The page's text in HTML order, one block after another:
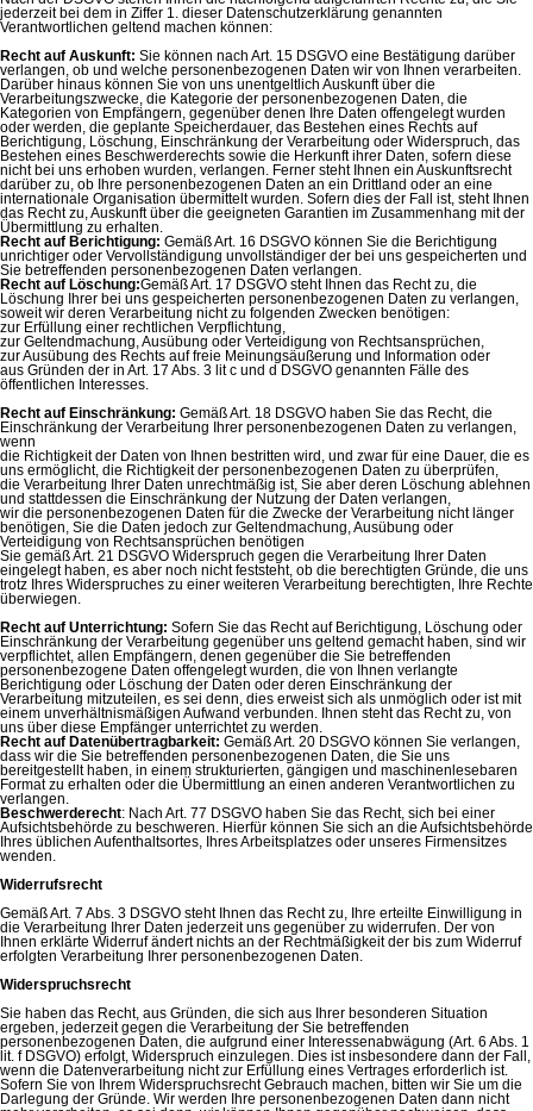
jederzeit bei dem in Ziffer 1. dieser Datenschutzerklärung genannten
Verantwortlichen geltend machen können:
Recht auf Auskunft: Sie können nach Art. 15 DSGVO eine Bestätigung darüber
verlangen, ob und welche personenbezogenen Daten wir von Ihnen verarbeiten.
Darüber hinaus können Sie von uns unentgeltlich Auskunft über die
Verarbeitungszwecke, die Kategorie der personenbezogenen Daten, die
Kategorien von Empfängern, gegenüber denen Ihre Daten offengelegt wurden
oder werden, die geplante Speicherdauer, das Bestehen eines Rechts auf
Berichtigung, Löschung, Einschränkung der Verarbeitung oder Widerspruch, das
Bestehen eines Beschwerderechts sowie die Herkunft ihrer Daten, sofern diese
nicht bei uns erhoben wurden, verlangen. Ferner steht Ihnen ein Auskunftsrecht
darüber zu, ob Ihre personenbezogenen Daten an ein Drittland oder an eine
internationale Organisation übermittelt wurden. Sofern dies der Fall ist, steht Ihnen
das Recht zu, Auskunft über die geeigneten Garantien im Zusammenhang mit der
Übermittlung zu erhalten.
Recht auf Berichtigung: Gemäß Art. 16 DSGVO können Sie die Berichtigung
unrichtiger oder Vervollständigung unvollständiger der bei uns gespeicherten und
Sie betreffenden personenbezogenen Daten verlangen.
Recht auf Löschung:Gemäß Art. 17 DSGVO steht Ihnen das Recht zu, die
Löschung Ihrer bei uns gespeicherten personenbezogenen Daten zu verlangen,
soweit wir deren Verarbeitung nicht zu folgenden Zwecken benötigen:
zur Erfüllung einer rechtlichen Verpflichtung,
zur Geltendmachung, Ausübung oder Verteidigung von Rechtsansprüchen,
zur Ausübung des Rechts auf freie Meinungsäußerung und Information oder
aus Gründen der in Art. 17 Abs. 3 lit c und d DSGVO genannten Fälle des
öffentlichen Interesses.
Recht auf Einschränkung: Gemäß Art. 18 DSGVO haben Sie das Recht, die
Einschränkung der Verarbeitung Ihrer personenbezogenen Daten zu verlangen,
wenn
die Richtigkeit der Daten von Ihnen bestritten wird, und zwar für eine Dauer, die es
uns ermöglicht, die Richtigkeit der personenbezogenen Daten zu überprüfen,
die Verarbeitung Ihrer Daten unrechtmäßig ist, Sie aber deren Löschung ablehnen
und stattdessen die Einschränkung der Nutzung der Daten verlangen,
wir die personenbezogenen Daten für die Zwecke der Verarbeitung nicht länger
benötigen, Sie die Daten jedoch zur Geltendmachung, Ausübung oder
Verteidigung von Rechtsansprüchen benötigen
Sie gemäß Art. 21 DSGVO Widerspruch gegen die Verarbeitung Ihrer Daten
eingelegt haben, es aber noch nicht feststeht, ob die berechtigten Gründe, die uns
trotz Ihres Widerspruches zu einer weiteren Verarbeitung berechtigten, Ihre Rechte
überwiegen.
Recht auf Unterrichtung: Sofern Sie das Recht auf Berichtigung, Löschung oder
Einschränkung der Verarbeitung gegenüber uns geltend gemacht haben, sind wir
verpflichtet, allen Empfängern, denen gegenüber die Sie betreffenden
personenbezogene Daten offengelegt wurden, die von Ihnen verlangte
Berichtigung oder Löschung der Daten oder deren Einschränkung der
Verarbeitung mitzuteilen, es sei denn, dies erweist sich als unmöglich oder ist mit
einem unverhältnismäßigen Aufwand verbunden. Ihnen steht das Recht zu, von
uns über diese Empfänger unterrichtet zu werden.
Recht auf Datenübertragbarkeit: Gemäß Art. 20 DSGVO können Sie verlangen,
dass wir die Sie betreffenden personenbezogenen Daten, die Sie uns
bereitgestellt haben, in einem strukturierten, gängigen und maschinenlesebaren
Format zu erhalten oder die Übermittlung an einen anderen Verantwortlichen zu
verlangen.
Beschwerderecht: Nach Art. 77 DSGVO haben Sie das Recht, sich bei einer
Aufsichtsbehörde zu beschweren. Hierfür können Sie sich an die Aufsichtsbehörde
Ihres üblichen Aufenthaltsortes, Ihres Arbeitsplatzes oder unseres Firmensitzes
wenden.
Widerrufsrecht
Gemäß Art. 7 Abs. 3 DSGVO steht Ihnen das Recht zu, Ihre erteilte Einwilligung in
die Verarbeitung Ihrer Daten jederzeit uns gegenüber zu widerrufen. Der von
Ihnen erklärte Widerruf ändert nichts an der Rechtmäßigkeit der bis zum Widerruf
erfolgten Verarbeitung Ihrer personenbezogenen Daten.
Widerspruchsrecht
Sie haben das Recht, aus Gründen, die sich aus Ihrer besonderen Situation
ergeben, jederzeit gegen die Verarbeitung der Sie betreffenden
personenbezogenen Daten, die aufgrund einer Interessenabwägung (Art. 6 Abs. 1
lit. f DSGVO) erfolgt, Widerspruch einzulegen. Dies ist insbesondere dann der Fall,
wenn die Datenverarbeitung nicht zur Erfüllung eines Vertrages erforderlich ist.
Sofern Sie von Ihrem Widerspruchsrecht Gebrauch machen, bitten wir Sie um die
Darlegung der Gründe. Wir werden Ihre personenbezogenen Daten dann nicht